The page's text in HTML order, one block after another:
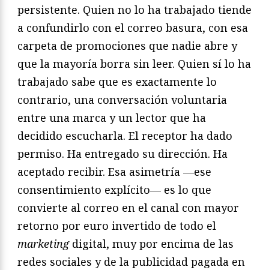
persistente. Quien no lo ha trabajado tiende
a confundirlo con el correo basura, con esa
carpeta de promociones que nadie abre y
que la mayoría borra sin leer. Quien sí lo ha
trabajado sabe que es exactamente lo
contrario, una conversación voluntaria
entre una marca y un lector que ha
decidido escucharla. El receptor ha dado
permiso. Ha entregado su dirección. Ha
aceptado recibir. Esa asimetría —ese
consentimiento explícito— es lo que
convierte al correo en el canal con mayor
retorno por euro invertido de todo el
marketingdigital, muy por encima de las
redes sociales y de la publicidad pagada en